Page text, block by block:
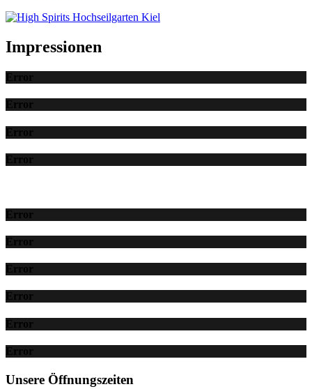
Impressionen
Error
Error
Error
Error
Error
Error
Error
Error
Error
Error
Unsere Öffnungszeiten